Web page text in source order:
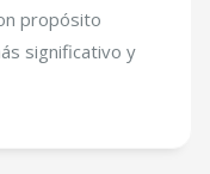
propósito
significativo y